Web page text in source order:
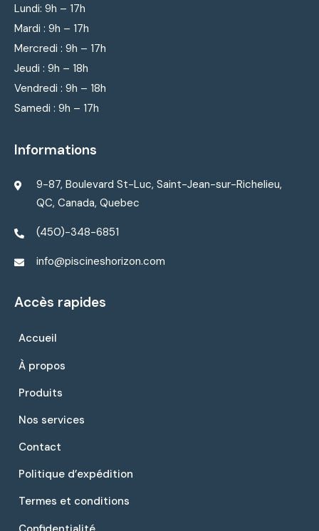
Lundi: 9h – 17h
Mardi : 9h – 17h
Mercredi : 9h – 17h
Jeudi : 9h – 18h
Vendredi : 9h – 18h
Samedi : 9h – 17h
Informations
9-87, Boulevard St-Luc, Saint-Jean-sur-Richelieu,
QC, Canada, Quebec
(450)-348-6851
info@piscineshorizon.com
Accès rapides
Accueil
À propos
Produits
Nos services
Contact
Politique d’expédition
Termes et conditions